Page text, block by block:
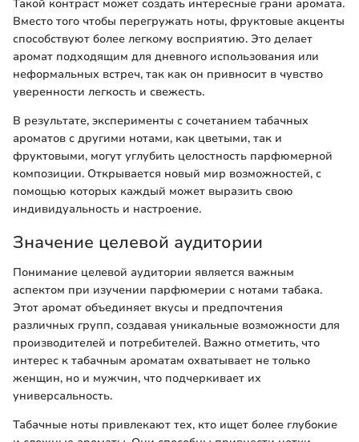
Такой контраст может создать интересные грани аромата.
Вместо того чтобы перегружать ноты, фруктовые акценты
способствуют более легкому восприятию. Это делает
аромат подходящим для дневного использования или
неформальных встреч, так как он привносит в чувство
уверенности легкость и свежесть.
В результате, эксперименты с сочетанием табачных
ароматов с другими нотами, как цветыми, так и
фруктовыми, могут углубить целостность парфюмерной
композиции. Открывается новый мир возможностей, с
помощью которых каждый может выразить свою
индивидуальность и настроение.
Значение целевой аудитории
Понимание целевой аудитории является важным
аспектом при изучении парфюмерии с нотами табака.
Этот аромат объединяет вкусы и предпочтения
различных групп, создавая уникальные возможности для
производителей и потребителей. Важно отметить, что
интерес к табачным ароматам охватывает не только
женщин, но и мужчин, что подчеркивает их
универсальность.
Табачные ноты привлекают тех, кто ищет более глубокие